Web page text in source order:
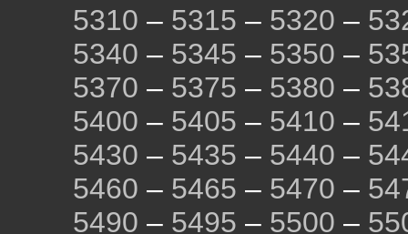
5310 – 5315 – 5320 –
5340 – 5345 – 5350 –
5370 – 5375 – 5380 –
5400 – 5405 – 5410 –
5430 – 5435 – 5440 –
5460 – 5465 – 5470 –
5490 – 5495 – 5500 –